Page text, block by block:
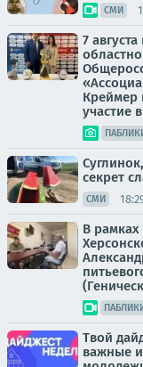
СМИ
7
Креймер
участие
секрет
СМИ
В рамках
ПАБЛИКИ
Твой
важные